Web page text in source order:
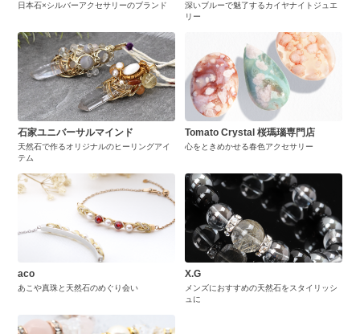
日本石×シルバーアクセサリーのブランド
深いブルーで魅了するカイヤナイトジュエ
リー
石家ユニバーサルマインド
天然石で作るオリジナルのヒーリングアイ
テム
Tomato Crystal 桜瑪瑙専門店
心をときめかせる春色アクセサリー
aco
あこや真珠と天然石のめぐり会い
X.G
メンズにおすすめの天然石をスタイリッシ
ュに